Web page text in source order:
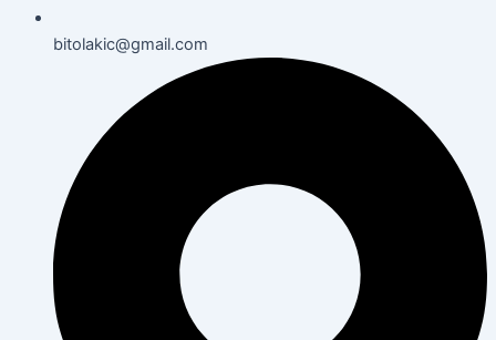
bitolakic@gmail.com